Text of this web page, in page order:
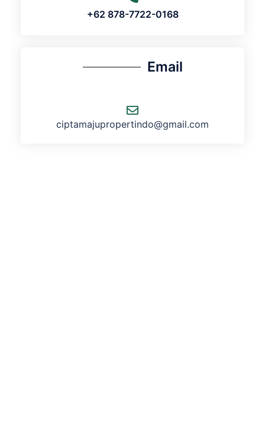
+62 878-7722-0168
Email
ciptamajupropertindo@gmail.com